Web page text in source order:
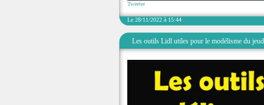
Tweeter
Le 28/11/2022 à 15:44
Les outils Lidl utiles pour le modélisme du